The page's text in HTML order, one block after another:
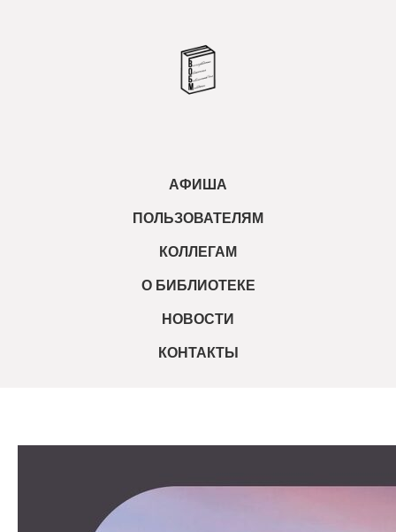
АФИША
ПОЛЬЗОВАТЕЛЯМ
КОЛЛЕГАМ
О БИБЛИОТЕКЕ
НОВОСТИ
КОНТАКТЫ